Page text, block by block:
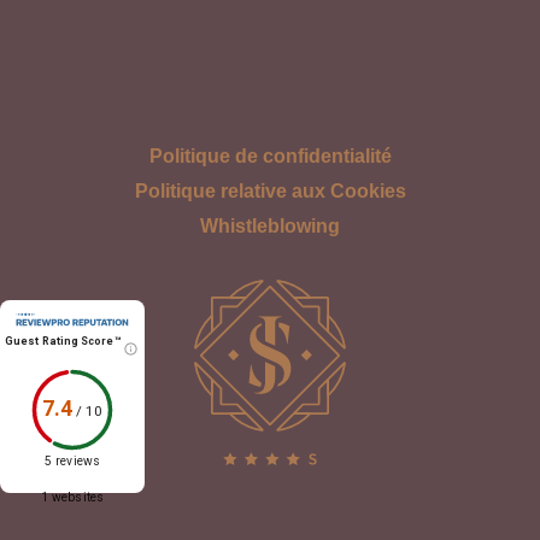
Politique de confidentialité
Politique relative aux Cookies
Whistleblowing
Guest Rating Score™
7.4/10
5 reviews
1 websites